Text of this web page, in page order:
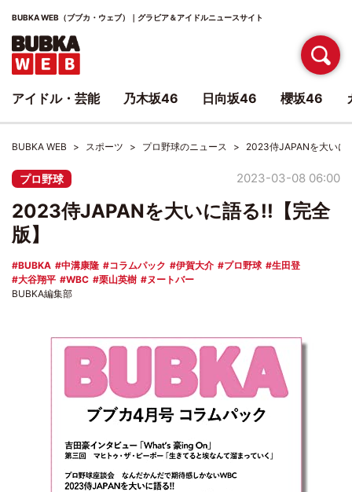
BUBKA WEB（ブブカ・ウェブ）｜グラビア＆アイドルニュースサイト
BUBKA WEB スポーツ プロ野球のニュース 2023侍JAPANを大いに
プロ野球 2023-03-08 06:00
2023侍JAPANを大いに語る!!【完全
版】
BUBKA 中溝康隆 コラムパック 伊賀大介 プロ野球
生田登
大谷翔平
WBC 栗山英樹
ヌートバー
BUBKA編集部
アイドル・芸能 乃木坂46 日向坂46 櫻坂46